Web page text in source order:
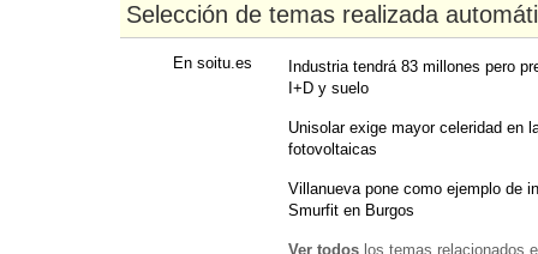
Selección de temas realizada
En soitu.es
Industria tendrá 83 millones pero
I+D y suelo
Unisolar exige mayor celeridad en
fotovoltaicas
Villanueva pone como ejemplo de
Smurfit en Burgos
Ver todos los temas relacionados